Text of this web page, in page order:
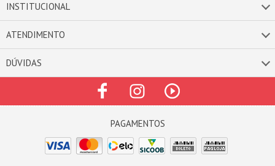
INSTITUCIONAL
ATENDIMENTO
DÚVIDAS